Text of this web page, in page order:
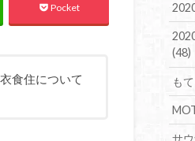
Pocket
食住について
(48)
も